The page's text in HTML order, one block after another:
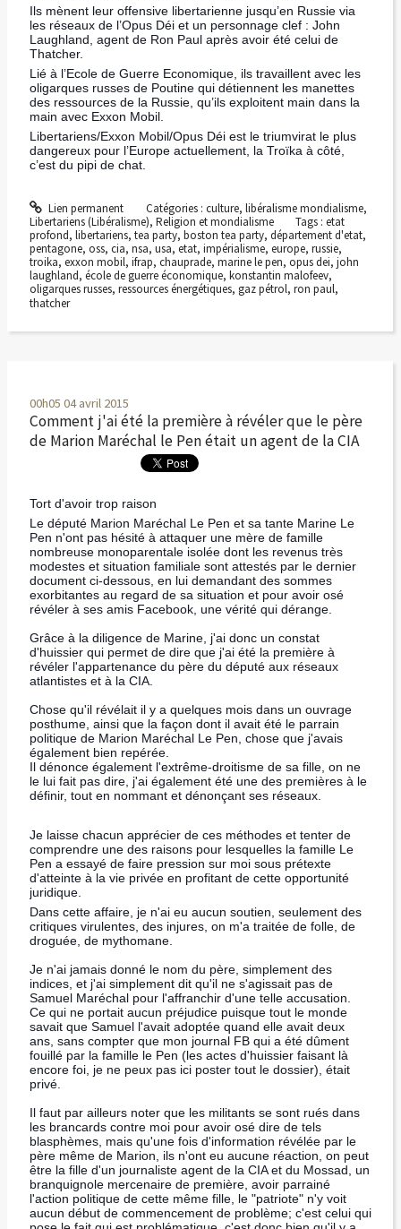
Ils mènent leur offensive libertarienne jusqu’en Russie via
les réseaux de l’Opus Déi et un personnage clef : John
Laughland, agent de Ron Paul après avoir été celui de
Thatcher.
Lié à l’Ecole de Guerre Economique, ils travaillent avec les
oligarques russes de Poutine qui détiennent les manettes
des ressources de la Russie, qu’ils exploitent main dans la
main avec Exxon Mobil.
Libertariens/Exxon Mobil/Opus Déi est le triumvirat le plus
dangereux pour l’Europe actuellement, la Troïka à côté,
c’est du pipi de chat.
Lien permanent Catégories : culture, libéralisme mondialisme,
Libertariens (Libéralisme), Religion et mondialisme Tags :etat
profond, libertariens, tea party, boston tea party, département d'etat,
pentagone, oss, cia, nsa, usa, etat, impérialisme, europe, russie,
troika, exxon mobil, ifrap, chauprade, marine le pen, opus dei, john
laughland, école de guerre économique, konstantin malofeev,
oligarques russes, ressources énergétiques, gaz pétrol, ron paul,
thatcher
00h05 04 avril 2015
Comment j'ai été la première à révéler que le père
de Marion Maréchal le Pen était un agent de la CIA
Tort d'avoir trop raison
Le député Marion Maréchal Le Pen et sa tante Marine Le
Pen n'ont pas hésité à attaquer une mère de famille
nombreuse monoparentale isolée dont les revenus très
modestes et situation familiale sont attestés par le dernier
document ci-dessous, en lui demandant des sommes
exorbitantes au regard de sa situation et pour avoir osé
révéler à ses amis Facebook, une vérité qui dérange.
Grâce à la diligence de Marine, j'ai donc un constat
d'huissier qui permet de dire que j'ai été la première à
révéler l'appartenance du père du député aux réseaux
atlantistes et à la CIA.
Chose qu'il révélait il y a quelques mois dans un ouvrage
posthume, ainsi que la façon dont il avait été le parrain
politique de Marion Maréchal Le Pen, chose que j'avais
également bien repérée.
Il dénonce également l'extrême-droitisme de sa fille, on ne
le lui fait pas dire, j'ai également été une des premières à le
définir, tout en nommant et dénonçant ses réseaux.
Je laisse chacun apprécier de ces méthodes et tenter de
comprendre une des raisons pour lesquelles la famille Le
Pen a essayé de faire pression sur moi sous prétexte
d'atteinte à la vie privée en profitant de cette opportunité
juridique.
Dans cette affaire, je n'ai eu aucun soutien, seulement des
critiques virulentes, des injures, on m'a traitée de folle, de
droguée, de mythomane.
Je n'ai jamais donné le nom du père, simplement des
indices, et j'ai simplement dit qu'il ne s'agissait pas de
Samuel Maréchal pour l'affranchir d'une telle accusation.
Ce qui ne portait aucun préjudice puisque tout le monde
savait que Samuel l'avait adoptée quand elle avait deux
ans, sans compter que mon journal FB qui a été dûment
fouillé par la famille le Pen (les actes d'huissier faisant là
encore foi, je ne peux pas ici poster tout le dossier), était
privé.
Il faut par ailleurs noter que les militants se sont rués dans
les brancards contre moi pour avoir osé dire de tels
blasphèmes, mais qu'une fois d'information révélée par le
père même de Marion, ils n'ont eu aucune réaction, on peut
être la fille d'un journaliste agent de la CIA et du Mossad, un
branquignole mercenaire de première, avoir parrainé
l'action politique de cette même fille, le "patriote" n'y voit
aucun début de commencement de problème; c'est celui qui